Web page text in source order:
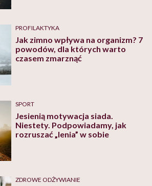
PROFILAKTYKA
Jak zimno wpływa na organizm? 7
powodów, dla których warto
czasem zmarznąć
SPORT
Jesienią motywacja siada.
Niestety. Podpowiadamy, jak
rozruszać „lenia” w sobie
ZDROWE ODŻYWIANIE